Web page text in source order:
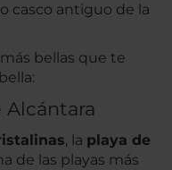
casco antiguo de la
bellas que te
Alcántara
, la playa de
de las playas más